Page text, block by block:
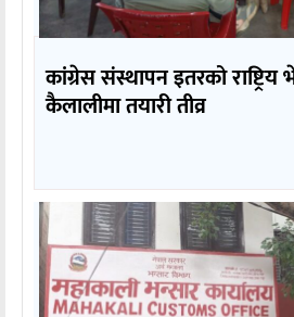
कांग्रेस संस्थापन इतरको
कैलालीमा तयारी तीव्र